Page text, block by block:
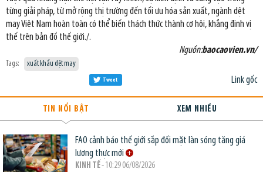
từng giải pháp, từ mở rộng thị trường đến tối ưu hóa sản xuất, ngành dệt
may Việt Nam hoàn toàn có thể biến thách thức thành cơ hội, khẳng định vị
thế trên bản đồ thế giới./.
Nguồn:baocaovien.vn/
Tags: xuất khẩu dệt may
Link gốc
Tweet
TIN NỔI BẬT XEM NHIỀU
FAO cảnh báo thế giới sắp đối mặt làn sóng tăng giá
lương thực mới
KINH TẾ- 10:29 06/08/2026